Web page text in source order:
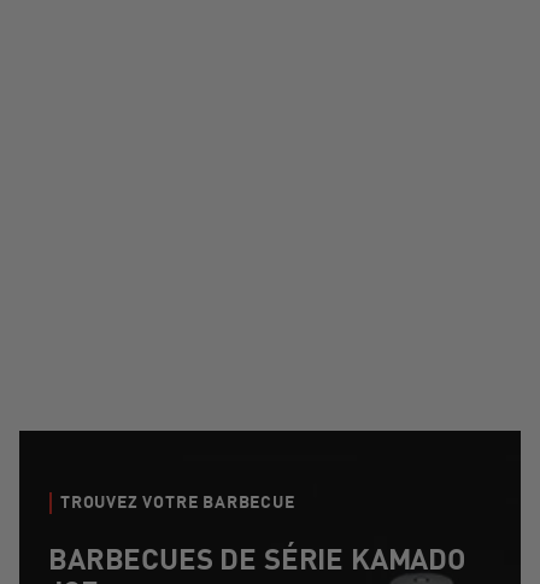
TROUVEZ VOTRE BARBECUE
BARBECUES DE SÉRIE KAMADO